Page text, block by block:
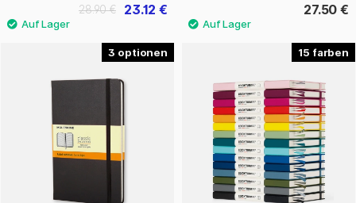
23.12 €
28.90 € 27.50 €
3 15